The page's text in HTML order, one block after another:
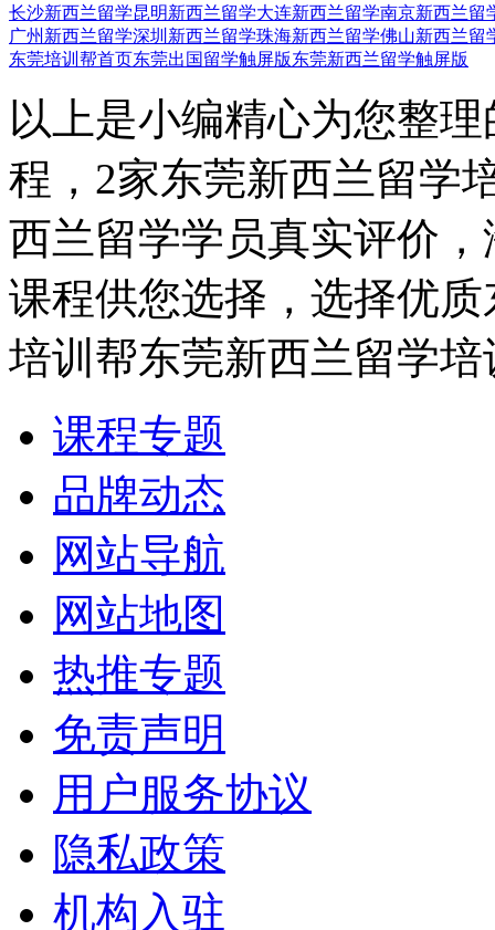
长沙新西兰留学昆明新西兰留学大连新西兰留学南京新西兰留
广州新西兰留学深圳新西兰留学珠海新西兰留学佛山新西兰留
东莞培训帮首页东莞出国留学触屏版东莞新西兰留学触屏版
以上是小编精心为您整
程，2家东莞新西兰留学
西兰留学学员真实评价
课程供您选择，选择优
培训帮东莞新西兰留学
课程专题
品牌动态
网站导航
网站地图
热推专题
免责声明
用户服务协议
隐私政策
机构入驻